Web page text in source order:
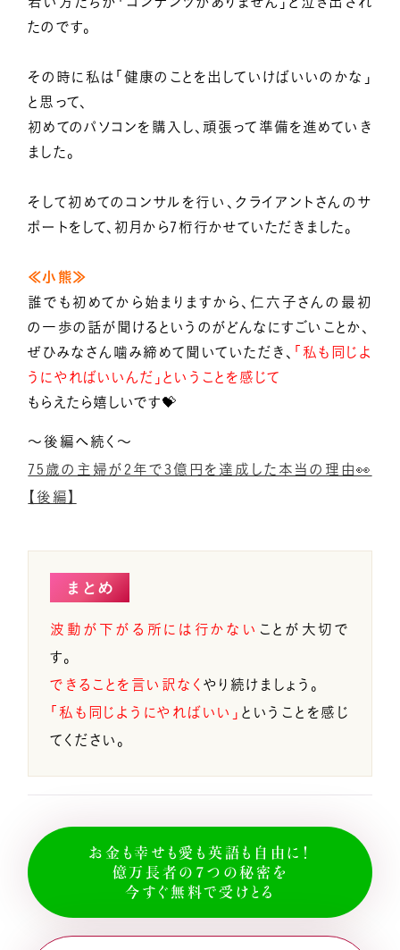
たのです。
その時に私は「健康のことを出していけばいいのかな」
と思って、
初めてのパソコンを購入し、頑張って準備を進めていき
ました。
そして初めてのコンサルを行い、クライアントさんのサ
ポートをして、初月から7桁行かせていただきました。
≪小熊≫
誰でも初めてから始まりますから、仁六子さんの最初
の一歩の話が聞けるというのがどんなにすごいことか、
ぜひみなさん噛み締めて聞いていただき、 「私も同じよ
うにやればいいんだ」ということを感じて
もらえたら嬉しいです💝
～後編へ続く〜
75歳の主婦が2年で3億円を達成した本当の理由👀
【後編】
まとめ
波動が下がる所には行かない ことが大切で
す。
できることを言い訳なく やり続けましょう。
「私も同じようにやればいい」 ということを感じ
てください。
お金も幸せも愛も英語も自由に！
億万長者の７つの秘密を
今すぐ無料で受けとる